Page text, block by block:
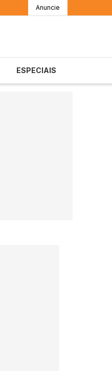
Anuncie
ESPECIAIS